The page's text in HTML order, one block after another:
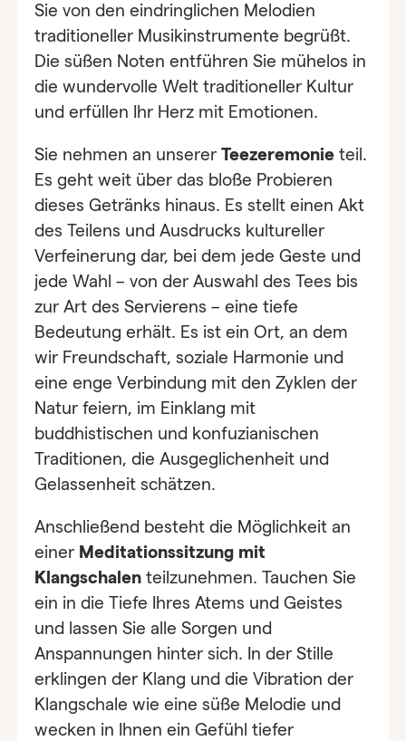
Sie von den eindringlichen Melodien
traditioneller Musikinstrumente begrüßt.
Die süßen Noten entführen Sie mühelos in
die wundervolle Welt traditioneller Kultur
und erfüllen Ihr Herz mit Emotionen.
Sie nehmen an unsererTeezeremonie teil.
Es geht weit über das bloße Probieren
dieses Getränks hinaus. Es stellt einen Akt
des Teilens und Ausdrucks kultureller
Verfeinerung dar, bei dem jede Geste und
jede Wahl – von der Auswahl des Tees bis
zur Art des Servierens – eine tiefe
Bedeutung erhält. Es ist ein Ort, an dem
wir Freundschaft, soziale Harmonie und
eine enge Verbindung mit den Zyklen der
Natur feiern, im Einklang mit
buddhistischen und konfuzianischen
Traditionen, die Ausgeglichenheit und
Gelassenheit schätzen.
Anschließend besteht die Möglichkeit an
einer Meditationssitzung mit
Klangschalen teilzunehmen. Tauchen Sie
ein in die Tiefe Ihres Atems und Geistes
und lassen Sie alle Sorgen und
Anspannungen hinter sich. In der Stille
erklingen der Klang und die Vibration der
Klangschale wie eine süße Melodie und
wecken in Ihnen ein Gefühl tiefer